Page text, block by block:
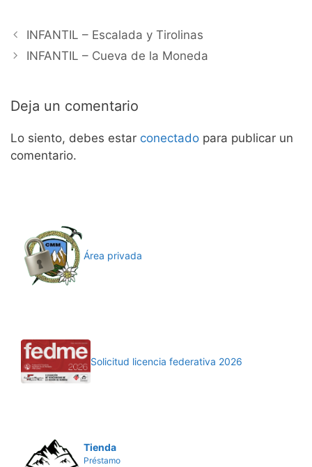
INFANTIL – Escalada y Tirolinas
INFANTIL – Cueva de la Moneda
Deja un comentario
Lo siento, debes estar conectado para publicar un
comentario.
Área privada
Solicitud licencia federativa 2026
Tienda
Préstamo